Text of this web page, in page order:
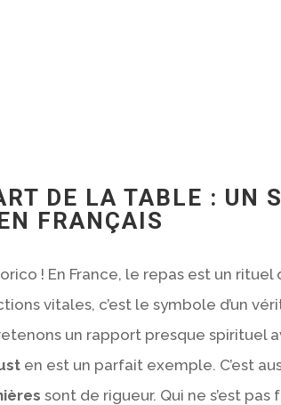
DE LA TABLE : UN
FRANÇAIS
! En France, le repas est un rituel
vitales, c’est le symbole d’un
un rapport presque spirituel
en est un parfait exemple. C’est
sont de rigueur. Qui ne s’est